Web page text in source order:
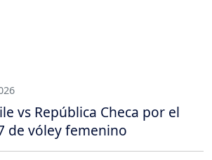
vs República Checa por el
de vóley femenino